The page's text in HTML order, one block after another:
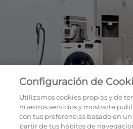
Configuración de
Utilizamos cookies propias y de
nuestros servicios y mostrarte
con tus preferencias basado en
partir de tus hábitos de